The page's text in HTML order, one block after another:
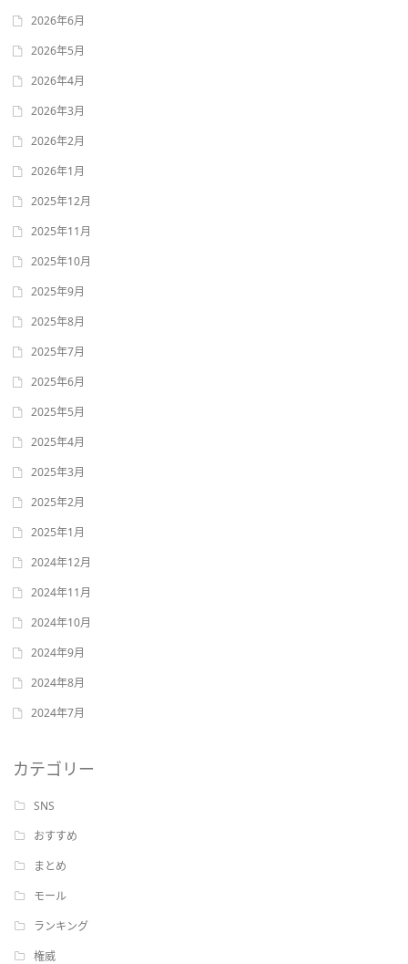
2026年6月
2026年5月
2026年4月
2026年3月
2026年2月
2026年1月
2025年12月
2025年11月
2025年10月
2025年9月
2025年8月
2025年7月
2025年6月
2025年5月
2025年4月
2025年3月
2025年2月
2025年1月
2024年12月
2024年11月
2024年10月
2024年9月
2024年8月
2024年7月
カテゴリー
SNS
おすすめ
まとめ
モール
ランキング
権威